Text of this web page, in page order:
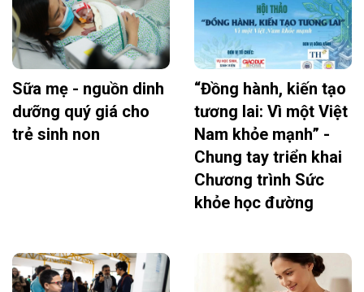
Sữa mẹ - nguồn dinh
dưỡng quý giá cho
trẻ sinh non
“Đồng hành, kiến tạo
tương lai: Vì một Việt
Nam khỏe mạnh” -
Chung tay triển khai
Chương trình Sức
khỏe học đường